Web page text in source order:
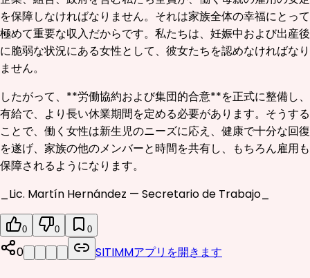
を保障しなければなりません。それは家族全体の幸福にとって
極めて重要な収入だからです。私たちは、妊娠中および出産後
に脆弱な状況にある女性として、彼女たちを認めなければなり
ません。
したがって、**労働協約および集団的合意**を正式に整備し、
有給で、より長い休業期間を定める必要があります。そうする
ことで、働く女性は新生児のニーズに応え、健康で十分な回復
を遂げ、家族の他のメンバーと時間を共有し、もちろん雇用も
保障されるようになります。
_Lic. Martín Hernández — Secretario de Trabajo_
0 0 0
0 SITIMMアプリを開きます